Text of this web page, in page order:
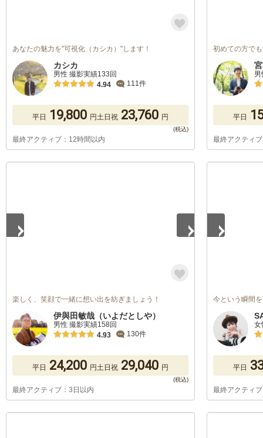
あなたの魅力を"可視化（カシカ）"します！
カシカ
男性 撮影実績133回
4.94
111件
平日 19,800 円土日祝 23,760 円
最終アクティブ：12時間以内
初めての方で
平日
最終アクティ
楽しく、笑顔で一緒に想い出を紡ぎましょう！
伊與田敏哉（いよだとしや）
男性 撮影実績158回
4.93
130件
平日 24,200 円土日祝 29,040 円
最終アクティブ：3日以内
今という瞬間
女
平日
最終アクティ